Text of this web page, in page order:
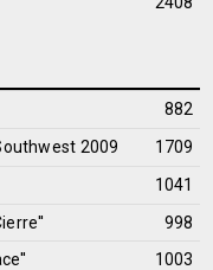
882
2009
1709
1041
998
1003